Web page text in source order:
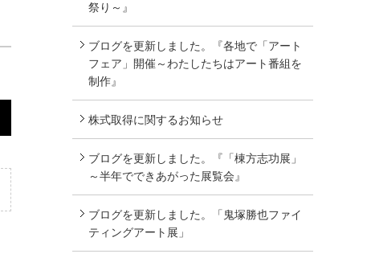
祭り～』
ブログを更新しました。『各地で「アート
フェア」開催～わたしたちはアート番組を
制作』
株式取得に関するお知らせ
ブログを更新しました。『「棟方志功展」
～半年でできあがった展覧会』
ブログを更新しました。「鬼塚勝也ファイ
ティングアート展」